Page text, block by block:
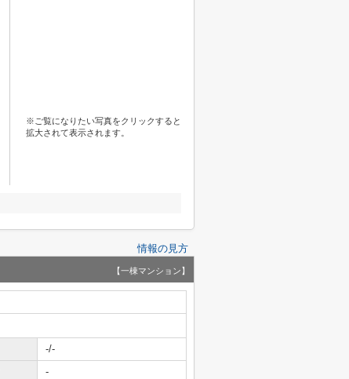
※ご覧になりたい写真をクリックすると
拡大されて表示されます。
情報の見方
【一棟マンション】
-/-
-